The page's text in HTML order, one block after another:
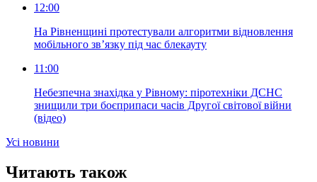
12:00
На Рівненщині протестували алгоритми відновлення
мобільного зв’язку під час блекауту
11:00
Небезпечна знахідка у Рівному: піротехніки ДСНС
знищили три боєприпаси часів Другої світової війни
(відео)
Усi новини
Читають також